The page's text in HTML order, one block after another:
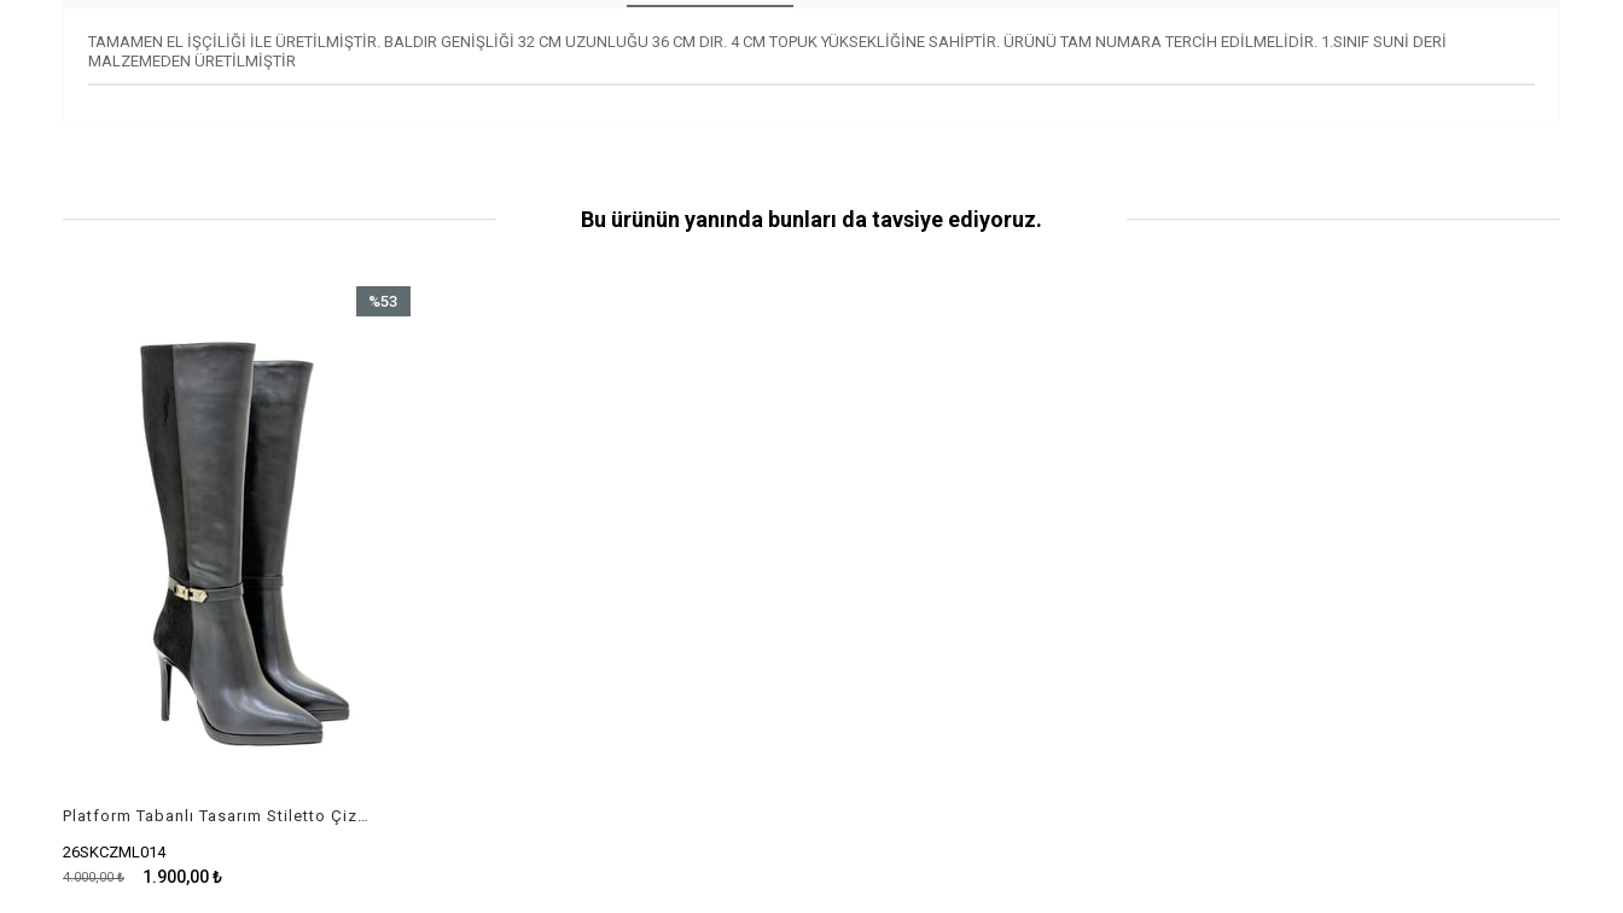
TAMAMEN EL İŞÇİLİĞİ İLE ÜRETİLMİŞTİR. BALDIR GENİŞLİĞİ 32 CM UZUNLUĞU 36 CM DIR. 4 CM TOPUK YÜKSEKLİĞİNE SAHİPTİR. ÜRÜNÜ TAM NUMARA TERCİH EDİLMELİDİR. 1.SINIF SUNİ DERİ
MALZEMEDEN ÜRETİLMİŞTİR
Bu ürünün yanında bunları da tavsiye ediyoruz.
Platform Tabanlı Tasarım Stiletto Çizme
26SKCZML014
1.900,00 ₺
4.000,00 ₺
%53